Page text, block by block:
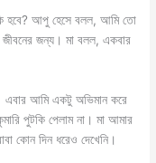
হবে? আপু হেসে বলল, আমি তো
জীবনের জন্য। মা বলল, একবার
আমি একটু অভিমান করে
পুটকি পেলাম না। মা আমার
কোন দিন ধরেও দেখেনি।